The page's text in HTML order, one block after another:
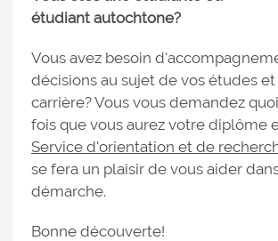
étudiant autochtone?
Vous avez besoin
décisions au sujet de vos études
carrière? Vous vous demandez
fois que vous aurez votre diplôme
Service d'orientation et de
se fera un plaisir de vous aider
démarche.
Bonne découverte!